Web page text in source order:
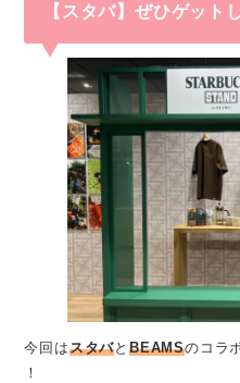
【スタバ】ぜひゲット
今回はスタバとBEAMSのコラ
！